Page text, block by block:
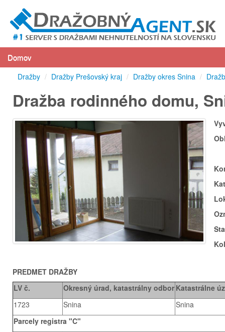
Domov
Dražby / Dražby Prešovský kraj / Dražby okres Snina /
Dražba rodinného domu,
PREDMET DRAŽBY
LV č.
Okresný úrad, katastrálny odbor Katastrálne
1723
Snina
Snina
Parcely registra "C"